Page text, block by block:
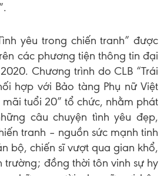
yêu trong chiến tranh” được
các phương tiện thông tin đại
Chương trình do CLB “Trái
hợp với Bảo tàng Phụ nữ Việt
tuổi 20” tổ chức, nhằm phát
câu chuyện tình yêu đẹp,
tranh – nguồn sức mạnh tinh
bộ, chiến sĩ vượt qua gian khổ,
trường; đồng thời tôn vinh sự hy